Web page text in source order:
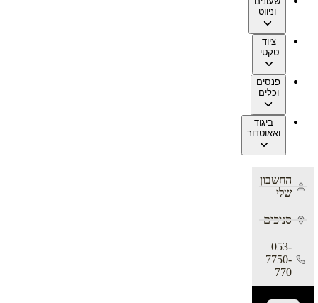
וניווט
ציוד
טקטי
פנסים
וכלים
ביגוד
ואאוטדור
החשבון
שלי
סניפים
053-
7750-
770